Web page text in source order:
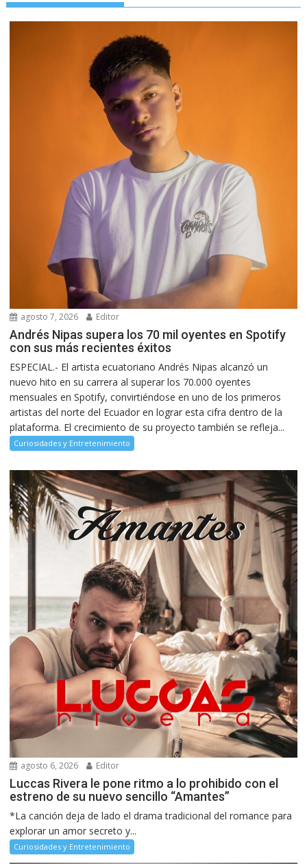
agosto 7, 2026 Editor
Andrés Nipas supera los 70 mil oyentes en Spotify
con sus más recientes éxitos
ESPECIAL.- El artista ecuatoriano Andrés Nipas alcanzó un
nuevo hito en su carrera al superar los 70.000 oyentes
mensuales en Spotify, convirtiéndose en uno de los primeros
artistas del norte del Ecuador en lograr esta cifra dentro de la
plataforma. El crecimiento de su proyecto también se refleja...
Curiosidades y Entretenimiento
agosto 6, 2026 Editor
Luccas Rivera le pone ritmo a lo prohibido con el
estreno de su nuevo sencillo “Amantes”
*La canción deja de lado el drama tradicional del romance para
explorar un amor secreto y...
Curiosidades y Entretenimiento